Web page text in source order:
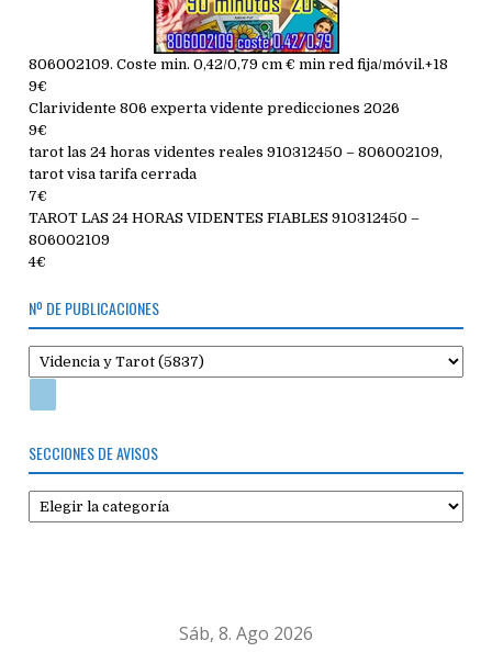
806002109. Coste min. 0,42/0,79 cm € min red fija/móvil.+18
9€
Clarividente 806 experta vidente predicciones 2026
9€
tarot las 24 horas videntes reales 910312450 – 806002109,
tarot visa tarifa cerrada
7€
TAROT LAS 24 HORAS VIDENTES FIABLES 910312450 –
806002109
4€
Nº DE PUBLICACIONES
SECCIONES DE AVISOS
Secciones
de